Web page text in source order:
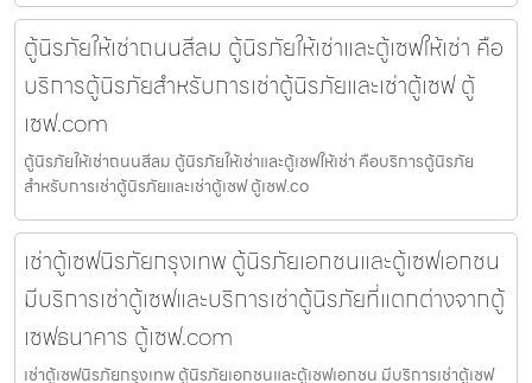
ตู้นิรภัยให้เช่าถนนสีลม ตู้นิรภัยให้เช่าและตู้เซฟให้เช่า คือ
บริการตู้นิรภัยสำหรับการเช่าตู้นิรภัยและเช่าตู้เซฟ ตู้
เซฟ.com
ตู้นิรภัยให้เช่าถนนสีลม ตู้นิรภัยให้เช่าและตู้เซฟให้เช่า คือบริการตู้นิรภัย
สำหรับการเช่าตู้นิรภัยและเช่าตู้เซฟ ตู้เซฟ.co
เช่าตู้เซฟนิรภัยกรุงเทพ ตู้นิรภัยเอกชนและตู้เซฟเอกชน
มีบริการเช่าตู้เซฟและบริการเช่าตู้นิรภัยที่แตกต่างจากตู้
เซฟธนาคาร ตู้เซฟ.com
เช่าตู้เซฟนิรภัยกรุงเทพ ตู้นิรภัยเอกชนและตู้เซฟเอกชน มีบริการเช่าตู้เซฟ